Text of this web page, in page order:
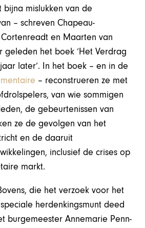
bijna mislukken van de
– schreven Chapeau-
en Maarten van
geleden het boek ‘Het Verdrag
later’. In het boek – en in de
– reconstrueren ze met
van wie sommigen
de gebeurtenissen van
ze de gevolgen van het
en de daaruit
inclusief de crises op
markt.
die het verzoek voor het
herdenkingsmunt deed
burgemeester Annemarie Penn-